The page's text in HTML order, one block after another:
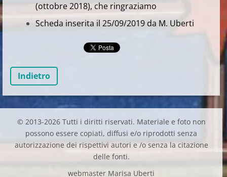
(ottobre 2018), che ringraziamo
Scheda inserita il 25/09/2019 da M. Uberti
Indietro
© 2013-2026 Tutti i diritti riservati. Materiale e foto non
possono essere copiati, diffusi e/o riprodotti senza
autorizzazione dei rispettivi autori e /o senza la citazione
delle fonti.
webmaster Marisa Uberti